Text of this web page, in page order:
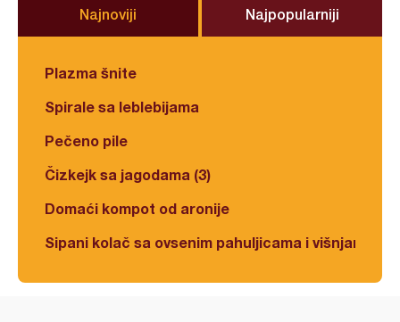
Najnoviji Najpopularniji
Plazma šnite
Spirale sa leblebijama
Pečeno pile
Čizkejk sa jagodama (3)
Domaći kompot od aronije
Sipani kolač sa ovsenim pahuljicama i višnjama